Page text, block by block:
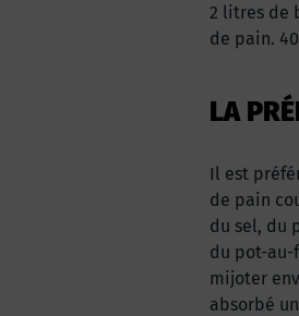
2 litres de
de pain.
LA
Il est
de pain
du sel, du
du pot-au-
mijoter
absorbé